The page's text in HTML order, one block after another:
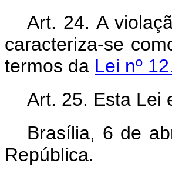
Art. 24. A
caracteriza-se
termos da Lei nº
Art. 25. Esta Lei
Brasília, 6 de
República.